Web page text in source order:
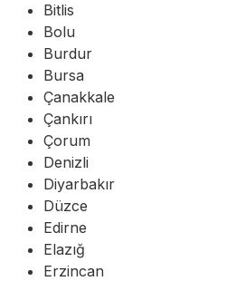
Bitlis
Bolu
Burdur
Bursa
Çanakkale
Çankırı
Çorum
Denizli
Diyarbakır
Düzce
Edirne
Elazığ
Erzincan